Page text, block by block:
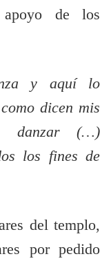
de los
y aquí lo
dicen mis
danzar (…)
los fines de
del templo,
por pedido